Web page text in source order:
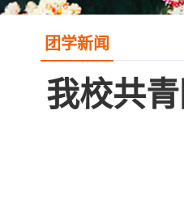
团学新闻
我校共